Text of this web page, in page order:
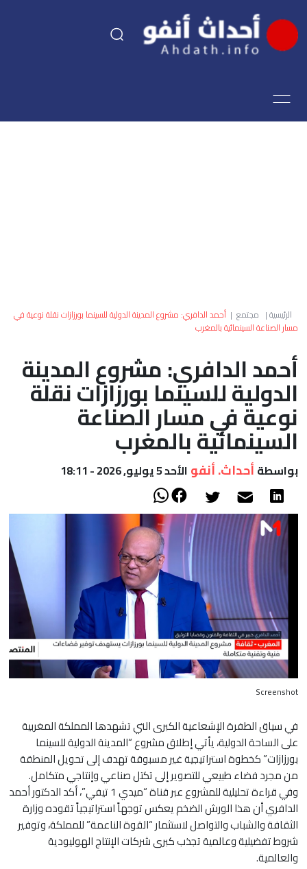
اقتصاد
العالم
الصحراء
الرئيسية| مجتمع | أحمد الدافري: مشروع المدينة الدولية للسينما بورزازات نقلة نوعية في
مسار الصناعة السينمائية بالمغرب
أحمد الدافري: مشروع المدينة
الدولية للسينما بورزازات نقلة
نوعية في مسار الصناعة
السينمائية بالمغرب
بواسطة أحداث. أنفو الأحد 5 يوليو, 2026 - 18:11
Screenshot
في سياق الطفرة الإشعاعية الكبرى التي تشهدها المملكة المغربية
على الساحة الدولية، يأتي إطلاق مشروع “المدينة الدولية للسينما
بورزازات” كخطوة استراتيجية غير مسبوقة تهدف إلى تحويل المنطقة
من مجرد فضاء طبيعي للتصوير إلى تكتل صناعي وإنتاجي متكامل.
وفي قراءة تحليلية للمشروع عبر قناة “ميدي 1 تيفي”، أكد الدكتور أحمد
الدافري أن هذا الورش الضخم يعكس توجهاً استراتيجياً تقوده وزارة
الثقافة والشباب والتواصل لاستثمار “القوة الناعمة” للمملكة، وتوفير
شروط تفضيلية وعالمية تجذب كبرى شركات الإنتاج الهوليودية
والعالمية.